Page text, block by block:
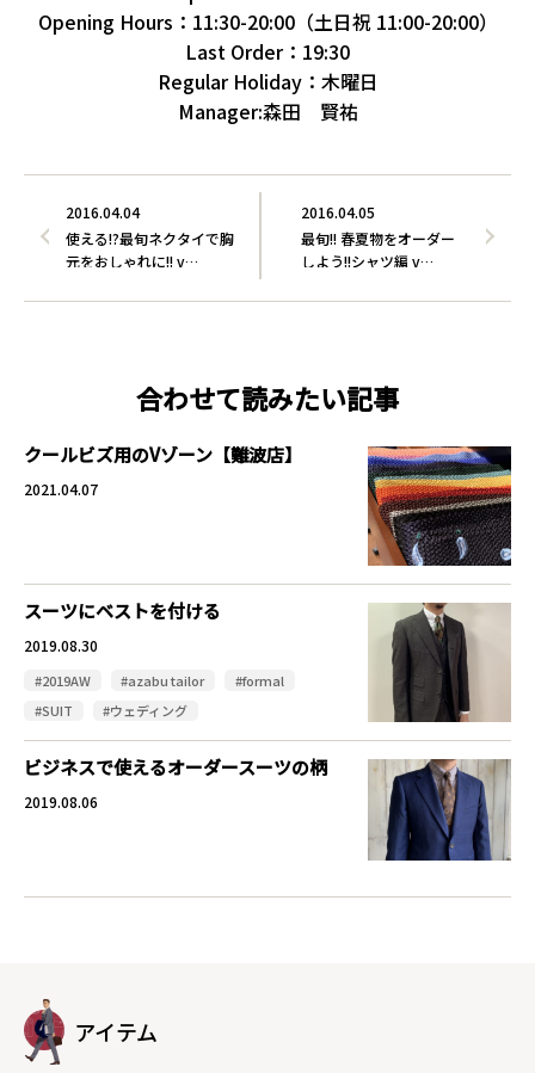
Opening Hours：11:30-20:00（土日祝 11:00-20:00）
Last Order：19:30
Regular Holiday：木曜日
Manager:森田 賢祐
2016.04.05
最旬!! 春夏物をオーダー
しよう!!シャツ編 v…
2016.04.04
使える!?最旬ネクタイで胸
元をおしゃれに!! v…
合わせて読みたい記事
クールビズ用のVゾーン【難波店】
2021.04.07
スーツにベストを付ける
2019.08.30
#2019AW #azabu tailor
#formal
#SUIT
#ウェディング
ビジネスで使えるオーダースーツの柄
2019.08.06
アイテム